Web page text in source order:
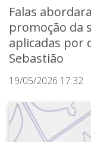
Falas
promoção da
aplicadas por
Sebastião
19/05/2026 17:32